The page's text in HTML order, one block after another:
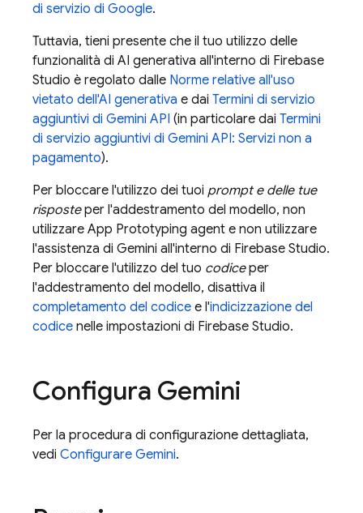
di servizio di Google.
Tuttavia, tieni presente che il tuo utilizzo delle
funzionalità di AI generativa all'interno di Firebase
Studio è regolato dalle Norme relative all'uso
vietato dell'AI generativa e dai Termini di servizio
aggiuntivi di Gemini API (in particolare dai Termini
di servizio aggiuntivi di Gemini API: Servizi non a
pagamento).
Per bloccare l'utilizzo dei tuoi prompt e delle tue
risposteper l'addestramento del modello, non
utilizzare App Prototyping agent e non utilizzare
l'assistenza di Gemini all'interno di Firebase Studio.
Per bloccare l'utilizzo del tuo codiceper
l'addestramento del modello, disattiva il
completamento del codice e l'indicizzazione del
codice nelle impostazioni di Firebase Studio.
Configura Gemini
Per la procedura di configurazione dettagliata,
vedi Configurare Gemini.